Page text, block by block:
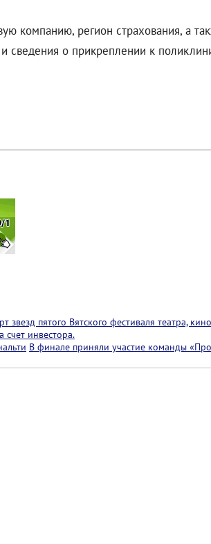
компанию, регион страхования, а
сведения о прикреплении к
звезд пятого Вятского фестиваля театра,
счет инвестора.
В финале приняли участие команды